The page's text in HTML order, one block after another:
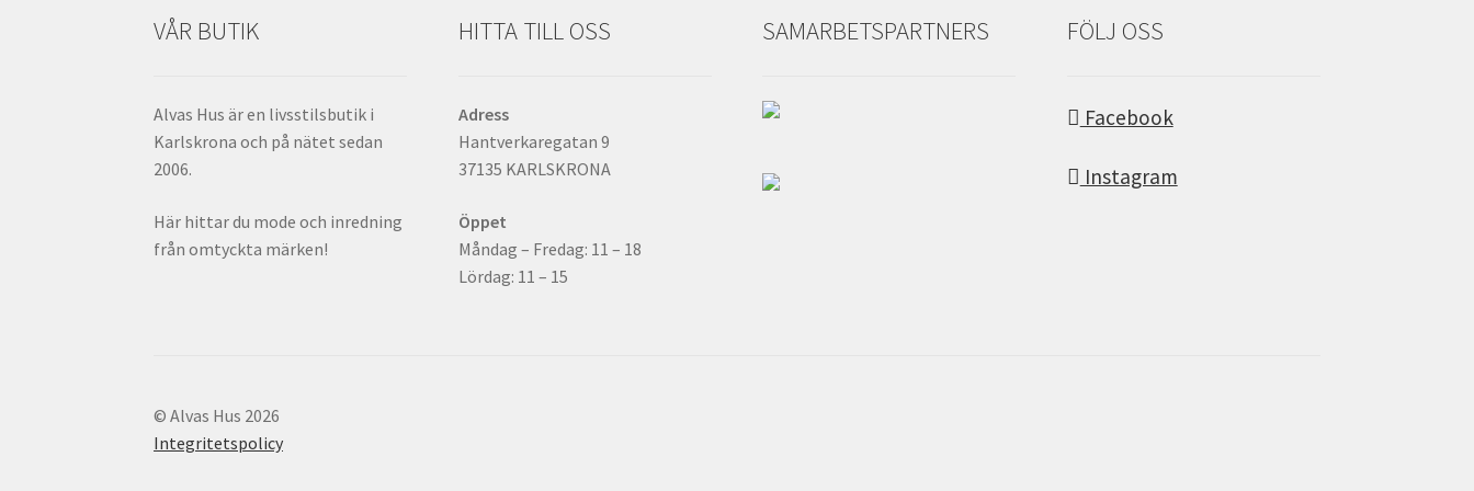
VÅR BUTIK
Alvas Hus är en livsstilsbutik i
Karlskrona och på nätet sedan
2006.
Här hittar du mode och inredning
från omtyckta märken!
HITTA TILL OSS
Adress
Hantverkaregatan 9
37135 KARLSKRONA
Öppet
Måndag – Fredag: 11 – 18
Lördag: 11 – 15
SAMARBETSPARTNERS FÖLJ OSS
Facebook
Instagram
© Alvas Hus 2026
Integritetspolicy